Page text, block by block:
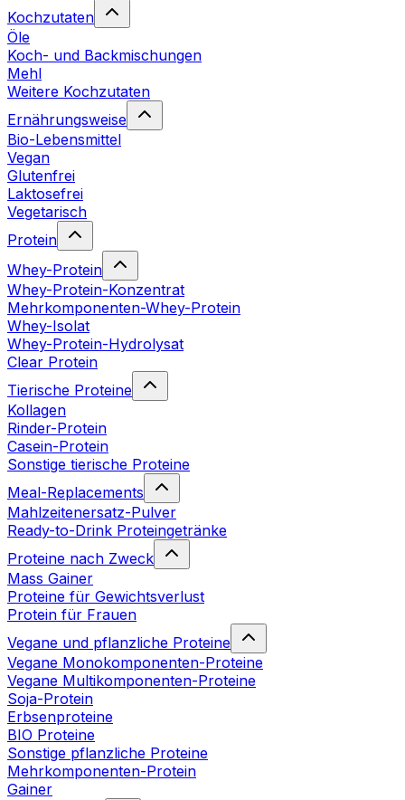
Kochzutaten
Öle
Koch- und Backmischungen
Mehl
Weitere Kochzutaten
Ernährungsweise
Bio-Lebensmittel
Vegan
Glutenfrei
Laktosefrei
Vegetarisch
Protein
Whey-Protein
Whey-Protein-Konzentrat
Mehrkomponenten-Whey-Protein
Whey-Isolat
Whey-Protein-Hydrolysat
Clear Protein
Tierische Proteine
Kollagen
Rinder-Protein
Casein-Protein
Sonstige tierische Proteine
Meal-Replacements
Mahlzeitenersatz-Pulver
Ready-to-Drink Proteingetränke
Proteine nach Zweck
Mass Gainer
Proteine für Gewichtsverlust
Protein für Frauen
Vegane und pflanzliche Proteine
Vegane Monokomponenten-Proteine
Vegane Multikomponenten-Proteine
Soja-Protein
Erbsenproteine
BIO Proteine
Sonstige pflanzliche Proteine
Mehrkomponenten-Protein
Gainer